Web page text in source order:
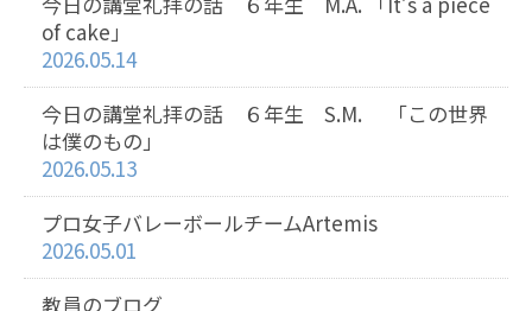
of cake」
2026.05.14
今日の講堂礼拝の話 ６年生 S.M. 「この世界
は僕のもの」
2026.05.13
プロ女子バレーボールチームArtemis
2026.05.01
教員のブログ